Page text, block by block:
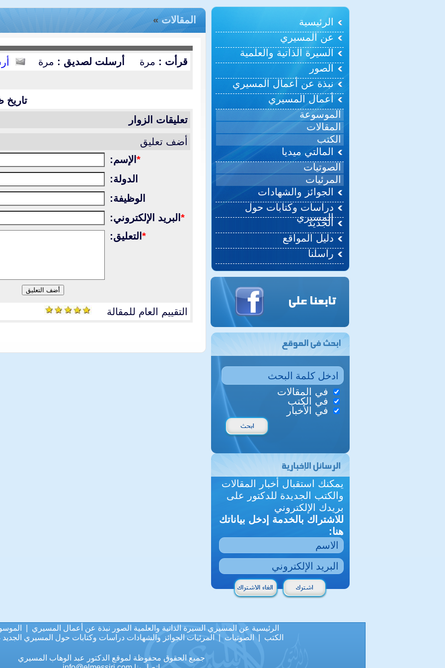
الرئيسية
عن المسيري
السيرة الذاتية والعلمية
الصور
نبذة عن أعمال المسيري
أعمال المسيري
الموسوعة
المقالات
الكتب
المالتي ميديا
الصوتيات
المرئيات
الجوائز والشهادات
دراسات وكتابات حول
المسيري
الجديد
دليل المواقع
راسلنا
في المقالات
في الكتب
في الأخبار
يمكنك استقبال أخبار المقالات
والكتب الجديدة للدكتور على
بريدك الإلكتروني
للاشتراك بالخدمة إدخل بياناتك
هنا:
المقالات »
قرأت : مرة أرسلت لصديق : مرة
تاريخ
تعليقات الزوار
أضف تعليق
* الإسم:
الدولة:
الوظيفة:
* البريد الإلكتروني:
* التعليق:
التقييم العام للمقالة
الرئيسية عن المسيري السيرة الذاتية والعلمية الصور نبذة عن أعمال المسيري
الكتب
الصوتيات المرئيات الجوائز والشهادات دراسات وكتابات حول المسيري الجديد
جميع الحقوق محفوظة لموقع الدكتور عبد الوهاب المسيري